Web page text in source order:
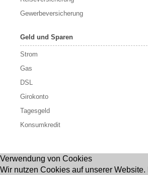
Gewerbeversicherung
Geld und Sparen
Strom
Gas
DSL
Girokonto
Tagesgeld
Konsumkredit
Verwendung von Cookies
Wir nutzen Cookies auf unserer